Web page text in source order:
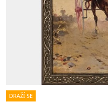
DRAŽÍ SE